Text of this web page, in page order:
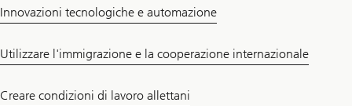
Innovazioni tecnologiche e automazione
Utilizzare l'immigrazione e la cooperazione internazionale
Creare condizioni di lavoro allettani